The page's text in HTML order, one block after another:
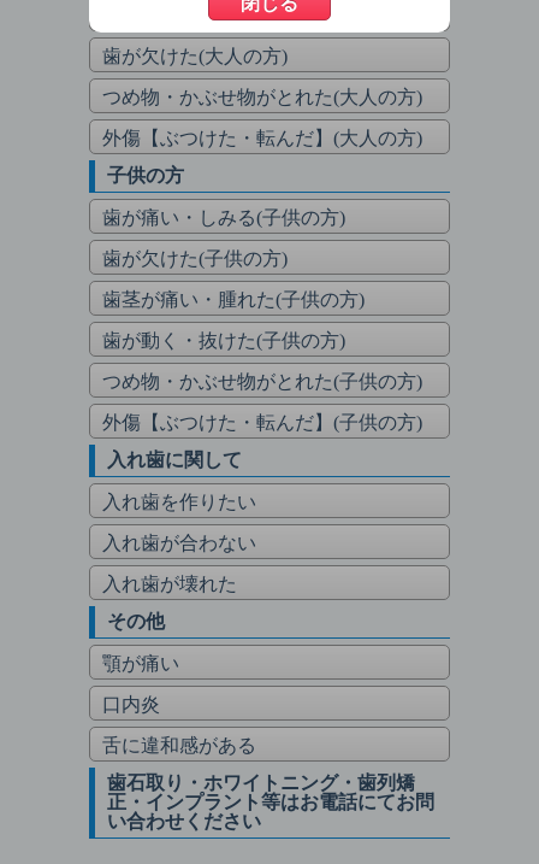
歯が動く・抜けた(大人の方)
歯が欠けた(大人の方)
つめ物・かぶせ物がとれた(大人の方)
外傷【ぶつけた・転んだ】(大人の方)
子供の方
歯が痛い・しみる(子供の方)
歯が欠けた(子供の方)
歯茎が痛い・腫れた(子供の方)
歯が動く・抜けた(子供の方)
つめ物・かぶせ物がとれた(子供の方)
外傷【ぶつけた・転んだ】(子供の方)
入れ歯に関して
入れ歯を作りたい
入れ歯が合わない
入れ歯が壊れた
その他
顎が痛い
口内炎
舌に違和感がある
歯石取り・ホワイトニング・歯列矯
正・インプラント等はお電話にてお問
い合わせください